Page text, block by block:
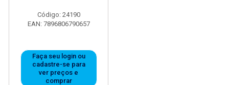
Código: 24190
EAN: 7896806790657
Faça seu login ou
cadastre-se para
ver preços e
comprar